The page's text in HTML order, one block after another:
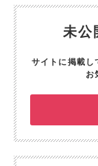
未公
サイトに掲載し
お